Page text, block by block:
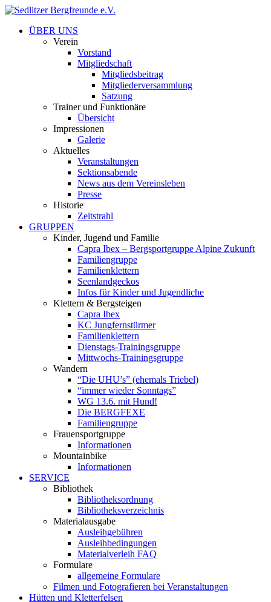
ÜBER UNS
Verein
Vorstand
Mitgliedschaft
Mitgliedsbeitrag
Mitgliederversammlung
Satzung
Trainer und Funktionäre
Übersicht
Impressionen
Galerie
Aktuelles
Veranstaltungen
Sektionsabende
News aus dem Vereinsleben
Presse
Historie
Zeitstrahl
GRUPPEN
Kinder, Jugend und Familie
Capra Ibex – Bergsportgruppe Alpine Zukunft
Familiengruppe
Familienklettern
Seenlandgeckos
Infos für Kinder und Jugendliche
Klettern & Bergsteigen
Capra Ibex
KC Jungfernstürmer
Familienklettern
Dienstags-Trainingsgruppe
Mittwochs-Trainingsgruppe
Wandern
“Die UHU’s” (ehemals Triebel)
“immer wieder Sonntags”
WG 13.6. mit Hund!
Die BERGFEXE
Familiengruppe
Frauensportgruppe
Informationen
Mountainbike
Informationen
SERVICE
Bibliothek
Bibliotheksordnung
Bibliotheksverzeichnis
Materialausgabe
Ausleihgebühren
Ausleihbedingungen
Materialverleih FAQ
Formulare
allgemeine Formulare
Filmen und Fotografieren bei Veranstaltungen
Hütten und Kletterfelsen